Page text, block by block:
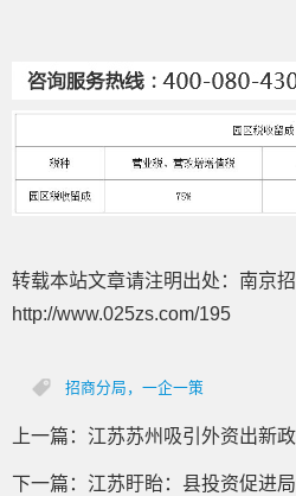
转载本站文章请注明出处：南京
http://www.025zs.com/195
招商分局，一企一策
上一篇： 江苏苏州吸引外资出新
下一篇： 江苏盱眙：县投资促进